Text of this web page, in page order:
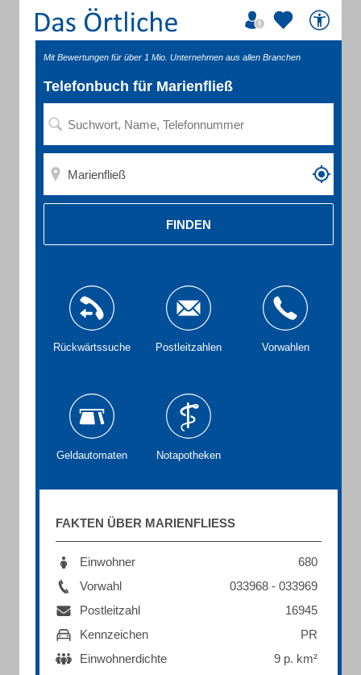
Mit Bewertungen für über 1 Mio. Unternehmen aus allen Branchen
Telefonbuch für Marienfließ
FINDEN
Rückwärtssuche Postleitzahlen Vorwahlen
Geldautomaten Notapotheken
FAKTEN ÜBER MARIENFLIESS
Einwohner
680
Vorwahl
033968 - 033969
Postleitzahl
16945
Kennzeichen
PR
Einwohnerdichte
9 p. km²